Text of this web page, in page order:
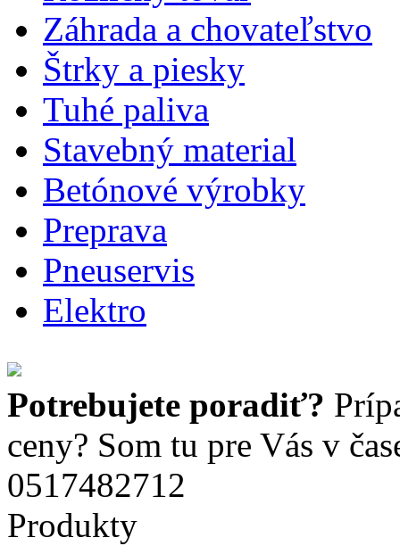
Záhrada a chovateľstvo
Štrky a piesky
Tuhé paliva
Stavebný material
Betónové výrobky
Preprava
Pneuservis
Elektro
Potrebujete poradiť?
ceny? Som tu pre Vás v
0517482712
Produkty